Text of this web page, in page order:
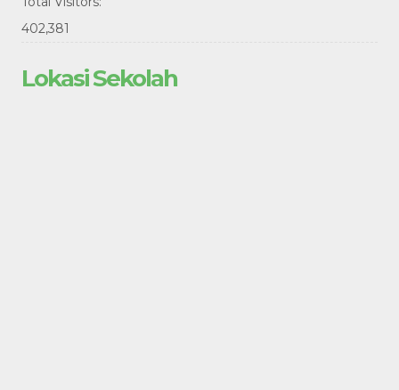
402,381
Lokasi Sekolah